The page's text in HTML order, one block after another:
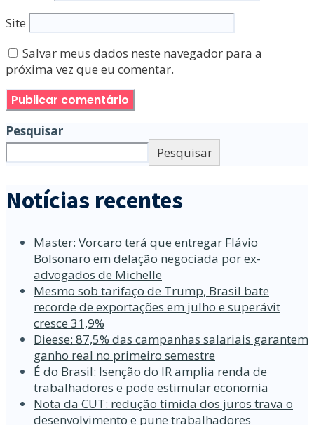
Site
Salvar meus dados neste navegador para a
próxima vez que eu comentar.
Pesquisar
Pesquisar
Notícias recentes
Master: Vorcaro terá que entregar Flávio
Bolsonaro em delação negociada por ex-
advogados de Michelle
Mesmo sob tarifaço de Trump, Brasil bate
recorde de exportações em julho e superávit
cresce 31,9%
Dieese: 87,5% das campanhas salariais garantem
ganho real no primeiro semestre
É do Brasil: Isenção do IR amplia renda de
trabalhadores e pode estimular economia
Nota da CUT: redução tímida dos juros trava o
desenvolvimento e pune trabalhadores